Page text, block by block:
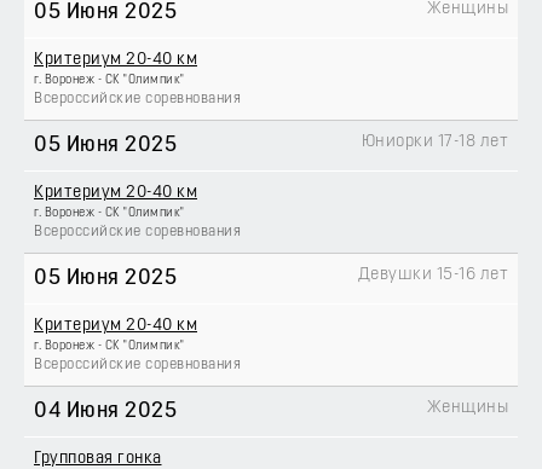
05 Июня 2025
Критериум 20-40 км
г. Воронеж - СК "Олимпик"
Всероссийские соревнования
Женщины
05 Июня 2025
Критериум 20-40 км
г. Воронеж - СК "Олимпик"
Всероссийские соревнования
Юниорки 17-18 лет
05 Июня 2025
Критериум 20-40 км
г. Воронеж - СК "Олимпик"
Всероссийские соревнования
Девушки 15-16 лет
04 Июня 2025
Групповая гонка
Женщины